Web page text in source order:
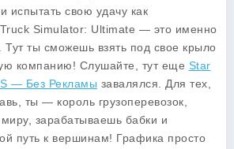
испытать свою удачу как
Truck Simulator: Ultimate — это именно
Тут ты сможешь взять под свое крыло
компанию! Слушайте, тут еще Star
— Без Рекламы завалялся. Для тех,
ты — король грузоперевозок,
зарабатываешь бабки и
путь к вершинам! Графика просто